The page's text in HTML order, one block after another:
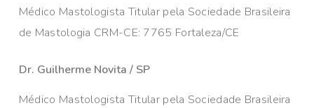
Médico Mastologista Titular pela Sociedade Brasileira
de Mastologia CRM-CE: 7765 Fortaleza/CE
Dr. Guilherme Novita / SP
Médico Mastologista Titular pela Sociedade Brasileira